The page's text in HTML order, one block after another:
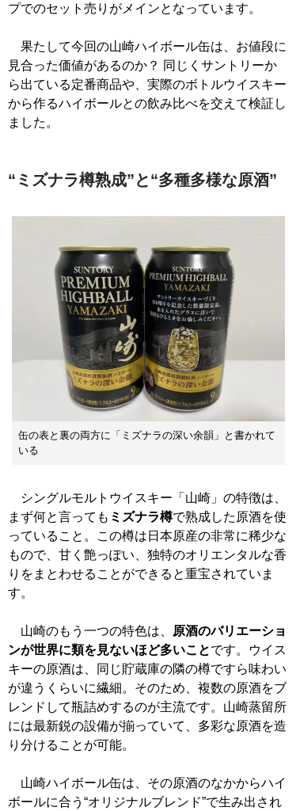
プでのセット売りがメインとなっています。
果たして今回の山崎ハイボール缶は、お値段に
見合った価値があるのか？ 同じくサントリーか
ら出ている定番商品や、実際のボトルウイスキー
から作るハイボールとの飲み比べを交えて検証し
ました。
“ミズナラ樽熟成”と“多種多様な原酒”
缶の表と裏の両方に「ミズナラの深い余韻」と書かれて
いる
シングルモルトウイスキー「山崎」の特徴は、
まず何と言っても ミズナラ樽で熟成した原酒を使
っていること。この樽は日本原産の非常に稀少な
もので、甘く艶っぽい、独特のオリエンタルな香
りをまとわせることができると重宝されていま
す。
山崎のもう一つの特色は、
原酒のバリエーショ
ンが世界に類を見ないほど多いことです。ウイス
キーの原酒は、同じ貯蔵庫の隣の樽ですら味わい
が違うくらいに繊細。そのため、複数の原酒をブ
レンドして瓶詰めするのが主流です。山崎蒸留所
には最新鋭の設備が揃っていて、多彩な原酒を造
り分けることが可能。
山崎ハイボール缶は、その原酒のなかからハイ
ボールに合う“オリジナルブレンド”で生み出され